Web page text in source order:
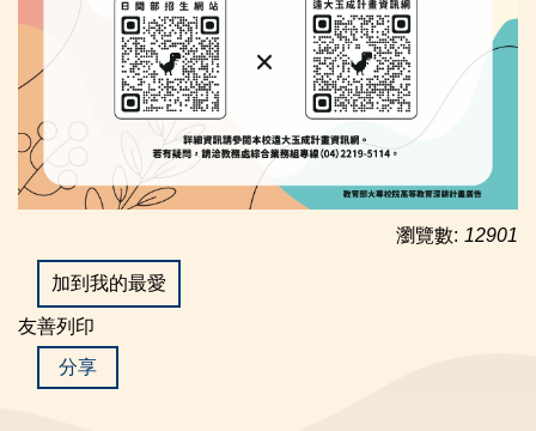
瀏覽數: 12901
加到我的最愛
友善列印
分享